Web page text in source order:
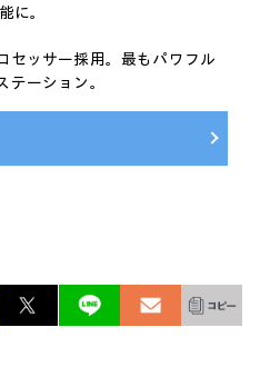
に。
セッサー採用。最もパワフル
テーション。